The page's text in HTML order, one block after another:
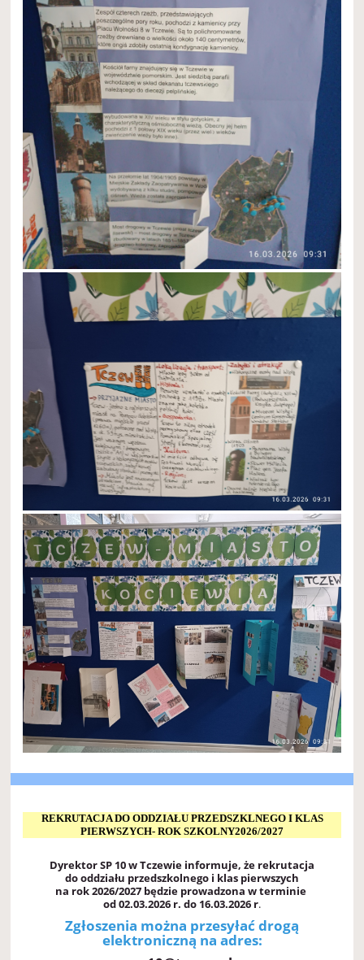
REKRUTACJA DO ODDZIAŁU PRZEDSZKLNEGO I KLAS
PIERWSZYCH- ROK SZKOLNY2026/2027
Dyrektor SP 10 w Tczewie informuje, że rekrutacja
do oddziału przedszkolnego i klas pierwszych
na rok2026/2027 będzie prowadzona w terminie
od 02.03.2026 r. do 16.03.2026 r.
Zgłoszenia można przesyłać drogą
elektroniczną na adres: